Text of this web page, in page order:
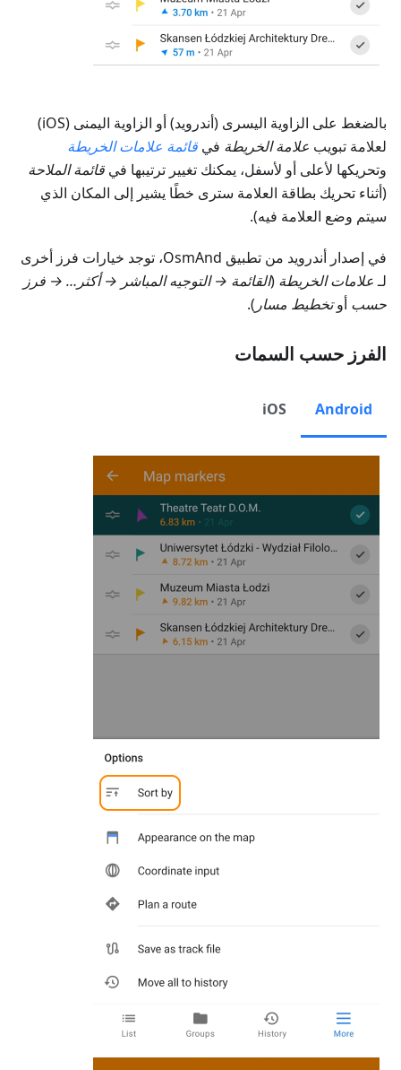
بالضغط على الزاوية اليسرى (أندرويد) أو الزاوية اليمنى (iOS)
لعلامة تبويب علامة الخريطة في قائمة علامات الخريطة
وتحريكها لأعلى أو لأسفل، يمكنك تغيير ترتيبها في قائمة الملاحة
(أثناء تحريك بطاقة العلامة سترى خطًا يشير إلى المكان الذي
سيتم وضع العلامة فيه).
في إصدار أندرويد من تطبيق OsmAnd، توجد خيارات فرز أخرى
لـعلامات الخريطة (القائمة → التوجيه المباشر → أكثر… → فرز
حسب أوتخطيط مسار ).
الفرز حسب السمات
Android
iOS